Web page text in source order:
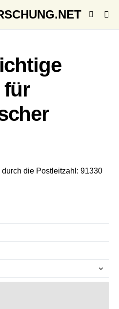
für
die Postleitzahl: 91330